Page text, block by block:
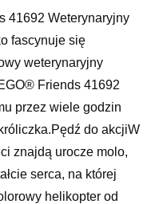
41692 Weterynaryjny
fascynuje się
weterynaryjny
Friends 41692
przez wiele godzin
do akcjiW
znajdą urocze molo,
serca, na której
helikopter od